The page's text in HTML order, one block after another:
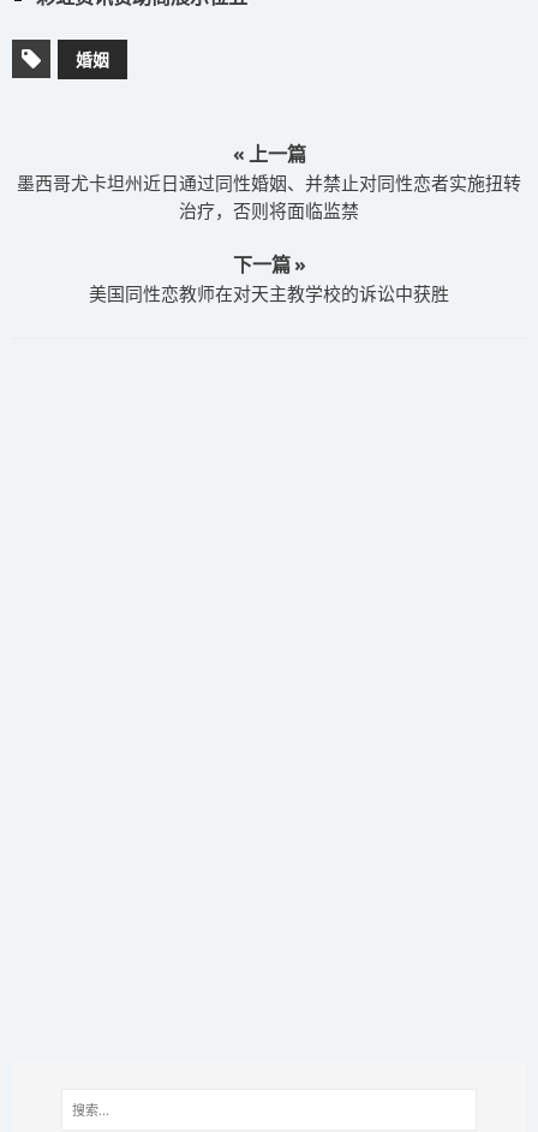
婚姻
« 上一篇
墨西哥尤卡坦州近日通过同性婚姻、并禁止对同性恋者实施扭转
治疗，否则将面临监禁
下一篇 »
美国同性恋教师在对天主教学校的诉讼中获胜